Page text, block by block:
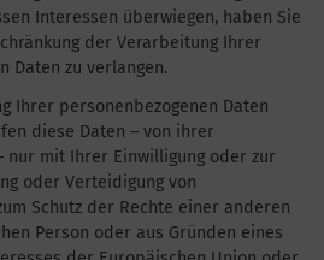
Interessen überwiegen, haben Sie
der Verarbeitung Ihrer
Daten zu verlangen.
Ihrer personenbezogenen Daten
diese Daten – von ihrer
nur mit Ihrer Einwilligung oder zur
oder Verteidigung von
Schutz der Rechte einer anderen
Person oder aus Gründen eines